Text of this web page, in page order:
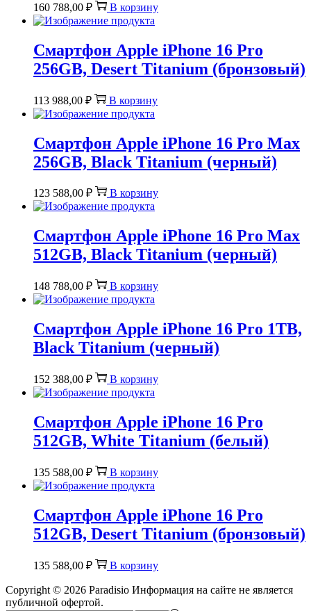
160 788,00 ₽ В корзину
Смартфон Apple iPhone 16 Pro
256GB, Desert Titanium (бронзовый)
113 988,00 ₽ В корзину
Смартфон Apple iPhone 16 Pro Max
256GB, Black Titanium (черный)
123 588,00 ₽ В корзину
Смартфон Apple iPhone 16 Pro Max
512GB, Black Titanium (черный)
148 788,00 ₽ В корзину
Смартфон Apple iPhone 16 Pro 1TB,
Black Titanium (черный)
152 388,00 ₽ В корзину
Смартфон Apple iPhone 16 Pro
512GB, White Titanium (белый)
135 588,00 ₽ В корзину
Смартфон Apple iPhone 16 Pro
512GB, Desert Titanium (бронзовый)
135 588,00 ₽ В корзину
Copyright © 2026 Paradisio Информация на сайте не является
публичной офертой.